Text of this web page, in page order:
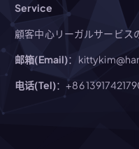
Service
顧客中心リーガルサービス
邮箱(Email)：
电话(Tel)：+86